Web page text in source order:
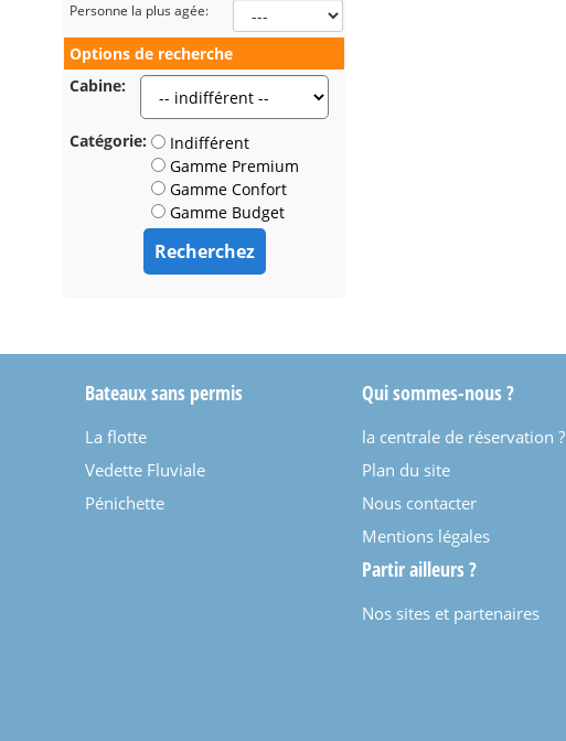
Personne la plus agée:
Options de recherche
Cabine:
Catégorie:
Indifférent
Gamme Premium
Gamme Confort
Gamme Budget
Bateaux sans permis
La flotte
Vedette Fluviale
Pénichette
Qui sommes-nous ?
la centrale de réservation ?
Plan du site
Nous contacter
Mentions légales
Partir ailleurs ?
Nos sites et partenaires